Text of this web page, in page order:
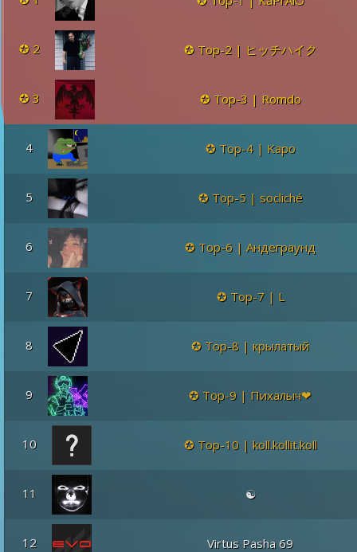
2 Top-2 | ヒッチハイク
3 Top-3 | Romdo
4 Top-4 | Kapo
5 Top-5 | socliché
6 Top-6 | Андеграунд
7 Top-7 | L
8 Top-8 | крылатый
9 Top-9 | Пихалыч❤
10 Top-10 | koll.kollit.koll
11 ☯
12 Virtus Pasha 69